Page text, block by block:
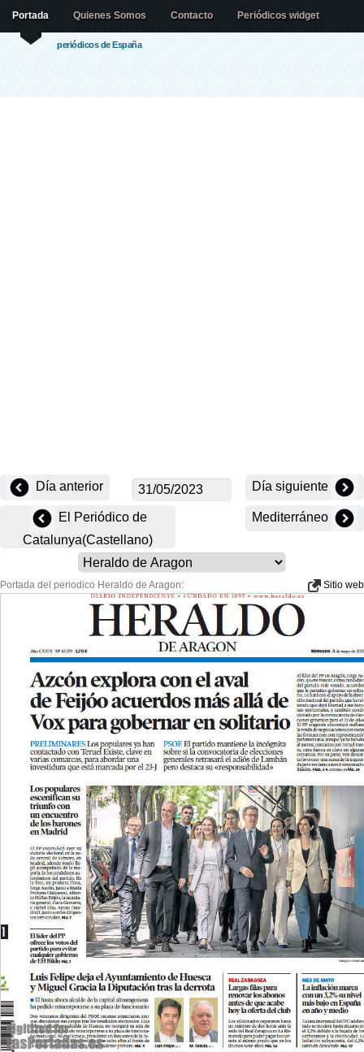
periódicos de España
Portada Quienes Somos Contacto Periódicos widget
Día anterior Día siguiente
El Periódico de
Catalunya(Castellano)
Mediterráneo
Portada del periodico Heraldo de Aragon: Sitio web